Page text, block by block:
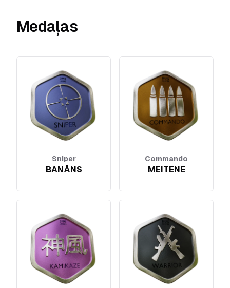
Medaļas
Sniper
BANĀNS
Commando
MEITENE